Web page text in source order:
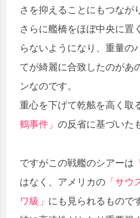
さを抑えることにもつなが
さらに艦橋をほぼ中央に置
らないようになり、重量の
てが綺麗に合致したのがあ
ンなのです。
重心を下げて乾舷を高く取
鶴事件」 の反省に基づいた
ですがこの戦艦のシアーは
はなく、アメリカの 「サウ
ワ級」 にも見られるもので